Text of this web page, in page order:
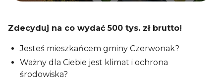
Zdecyduj na co wydać 500 tys. zł brutto!
Jesteś mieszkańcem gminy Czerwonak?
Ważny dla Ciebie jest klimat i ochrona
środowiska?